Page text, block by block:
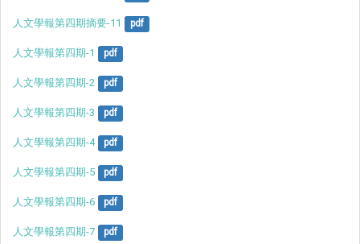
人文學報第四期摘要-11 pdf
人文學報第四期-1 pdf
人文學報第四期-2 pdf
人文學報第四期-3 pdf
人文學報第四期-4 pdf
人文學報第四期-5 pdf
人文學報第四期-6 pdf
人文學報第四期-7 pdf